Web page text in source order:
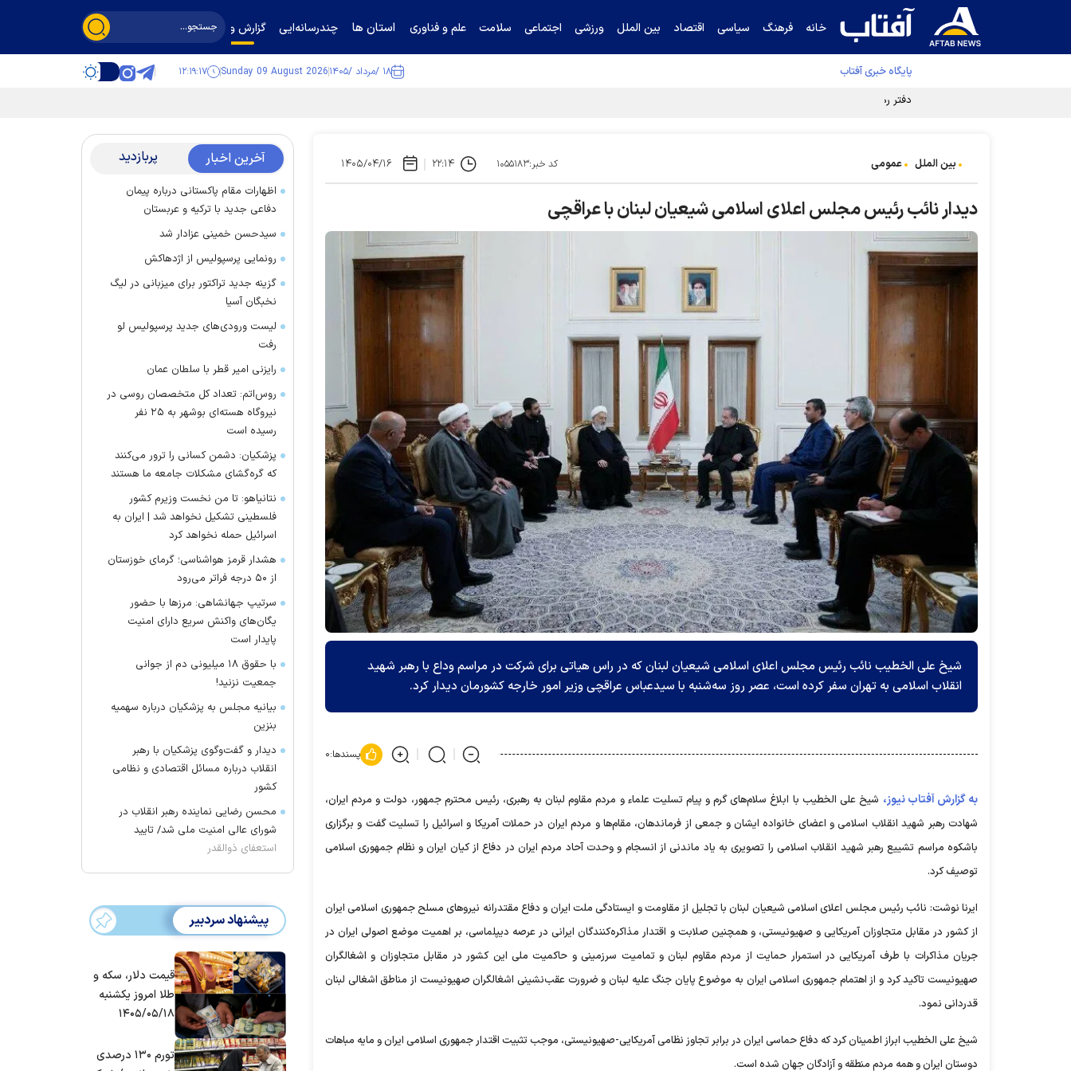
خانه فرهنگ سیاسی اقتصاد بین الملل ورزشی اجتماعی سلامت علم و فناوری استان ها چندرسانه‌ایی گزارش و گفت‌وگو
پایگاه خبری آفتاب ۱۸ /مرداد /۱۴۰۵ Sunday 09 August 2026 ۱۲:۱۹:۱۸
دفتر رهبر انقلاب ادعای خرازی درباره پزشکیان را تکذیب کرد
بین الملل عمومی کد خبر:۱۰۵۵۱۸۳ ۲۲:۱۴ ۱۴۰۵/۰۴/۱۶
دیدار نائب رئیس مجلس اعلای اسلامی شیعیان لبنان با عراقچی
شیخ علی الخطیب نائب رئیس مجلس اعلای اسلامی شیعیان لبنان که در راس هیاتی برای شرکت در مراسم وداع با رهبر شهید
انقلاب اسلامی به تهران سفر کرده است، عصر روز سه‌شنبه با سیدعباس عراقچی وزیر امور خارجه کشورمان دیدار کرد.
پسندها:۰
به گزارش آفتاب نیوز، شیخ علی الخطیب با ابلاغ سلام‌های گرم و پیام تسلیت علماء و مردم مقاوم لبنان به رهبری، رئیس محترم جمهور، دولت و مردم ایران،
شهادت رهبر شهید انقلاب اسلامی و اعضای خانواده ایشان و جمعی از فرماندهان، مقام‌ها و مردم ایران در حملات آمریکا و اسرائیل را تسلیت گفت و برگزاری
باشکوه مراسم تشییع رهبر شهید انقلاب اسلامی را تصویری به یاد ماندنی از انسجام و وحدت آحاد مردم ایران در دفاع از کیان ایران و نظام جمهوری اسلامی
توصیف کرد.
ایرنا نوشت: نائب رئیس مجلس اعلای اسلامی شیعیان لبنان با تجلیل از مقاومت و ایستادگی ملت ایران و دفاع مقتدرانه نیروهای مسلح جمهوری اسلامی ایران
از کشور در مقابل متجاوزان آمریکایی و صهیونیستی، و همچنین صلابت و اقتدار مذاکره‌کنندگان ایرانی در عرصه دیپلماسی، بر اهمیت موضع اصولی ایران در
جریان مذاکرات با طرف آمریکایی در استمرار حمایت از مردم مقاوم لبنان و تمامیت سرزمینی و حاکمیت ملی این کشور در مقابل متجاوزان و اشغالگران
صهیونیست تاکید کرد و از اهتمام جمهوری اسلامی ایران به موضوع پایان جنگ علیه لبنان و ضرورت عقب‌نشینی اشغالگران صهیونیست از مناطق اشغالی لبنان
قدردانی نمود.
شیخ علی الخطیب ابراز اطمینان کرد که دفاع حماسی ایران در برابر تجاوز نظامی آمریکایی-صهیونیستی، موجب تثبیت اقتدار جمهوری اسلامی ایران و مایه مباهات
دوستان ایران و همه مردم منطقه و آزادگان جهان شده است.
آخرین اخبار پربازدید
اظهارات مقام پاکستانی درباره پیمان
دفاعی جدید با ترکیه و عربستان
سیدحسن خمینی عزادار شد
رونمایی پرسپولیس از اژدهاکش
گزینه جدید تراکتور برای میزبانی در لیگ
نخبگان آسیا
لیست ورودی‌های جدید پرسپولیس لو
رفت
رایزنی امیر قطر با سلطان عمان
روس‌اتم: تعداد کل متخصصان روسی در
نیروگاه هسته‌ای بوشهر به ۲۵ نفر
رسیده است
پزشکیان: دشمن کسانی را ترور می‌کنند
که گره‌گشای مشکلات جامعه ما هستند
نتانیاهو: تا من نخست وزیرم کشور
فلسطینی تشکیل نخواهد شد | ایران به
اسرائیل حمله نخواهد کرد
هشدار قرمز هواشناسی؛ گرمای خوزستان
از ۵۰ درجه فراتر می‌رود
سرتیپ جهانشاهی: مرز‌ها با حضور
یگان‌های واکنش سریع دارای امنیت
پایدار است
با حقوق ۱۸ میلیونی دم از جوانی
جمعیت نزنید!
بیانیه مجلس به پزشکیان درباره سهمیه
بنزین
دیدار و گفت‌وگوی پزشکیان با رهبر
انقلاب درباره مسائل اقتصادی و نظامی
کشور
محسن رضایی نماینده رهبر انقلاب در
شورای عالی امنیت ملی شد/ تایید
استعفای ذوالقدر
پیشنهاد سردبیر
قیمت دلار، سکه و
طلا امروز یکشنبه
۱۴۰۵/۰۵/۱۸
تورم ۱۳۰ درصدی